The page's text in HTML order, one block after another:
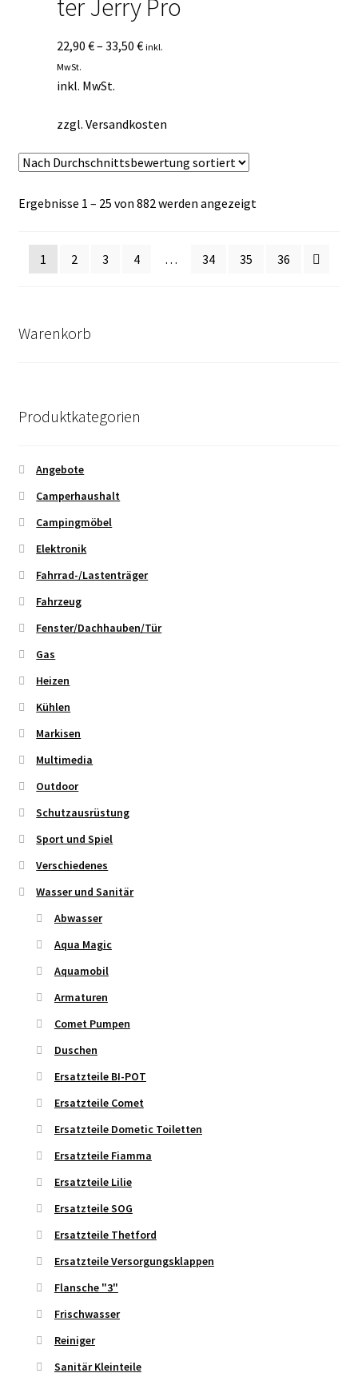
ter Jerry Pro
22,90 €– 33,50 € inkl.
MwSt.
inkl. MwSt.
zzgl. Versandkosten
Ergebnisse 1 – 25 von 882 werden angezeigtNach
1
2 3 4 … 34 35 36
Warenkorb
Produktkategorien
Angebote
Camperhaushalt
Campingmöbel
Elektronik
Fahrrad-/Lastenträger
Fahrzeug
Fenster/Dachhauben/Tür
Gas
Heizen
Kühlen
Markisen
Multimedia
Outdoor
Schutzausrüstung
Sport und Spiel
Verschiedenes
Wasser und Sanitär
Abwasser
Aqua Magic
Aquamobil
Armaturen
Comet Pumpen
Duschen
Ersatzteile BI-POT
Ersatzteile Comet
Ersatzteile Dometic Toiletten
Ersatzteile Fiamma
Ersatzteile Lilie
Ersatzteile SOG
Ersatzteile Thetford
Ersatzteile Versorgungsklappen
Flansche "3"
Frischwasser
Reiniger
Sanitär Kleinteile